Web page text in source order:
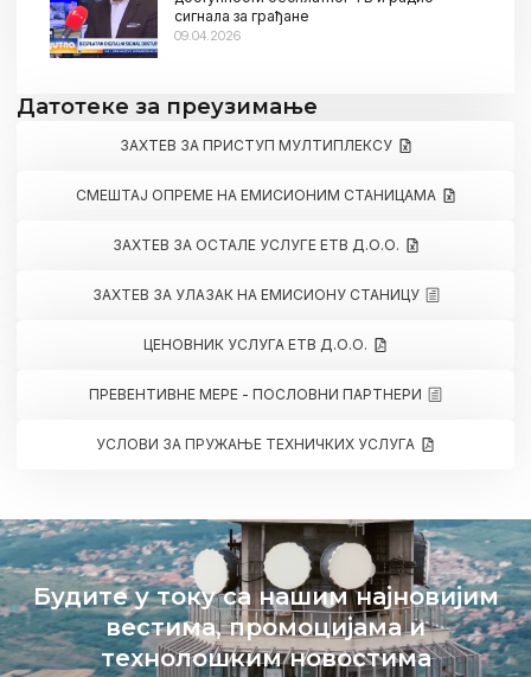
сигнала за грађане
09.04.2026
Датотеке за преузимање
ЗАХТЕВ ЗА ПРИСТУП МУЛТИПЛЕКСУ
СМЕШТАЈ ОПРЕМЕ НА ЕМИСИОНИМ СТАНИЦАМА
ЗАХТЕВ ЗА ОСТАЛЕ УСЛУГЕ ЕТВ Д.О.О.
ЗАХТЕВ ЗА УЛАЗАК НА ЕМИСИОНУ СТАНИЦУ
ЦЕНОВНИК УСЛУГА ЕТВ Д.О.О.
ПРЕВЕНТИВНЕ МЕРЕ - ПОСЛОВНИ ПАРТНЕРИ
УСЛОВИ ЗА ПРУЖАЊЕ ТЕХНИЧКИХ УСЛУГА
Будите у току са нашим најновијим
вестима, промоцијама и
технолошким новостима